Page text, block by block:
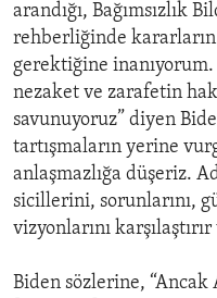
arandığı, Bağımsızlık
rehberliğinde kararların
gerektiğine inanıyorum.
nezaket ve zarafetin
savunuyoruz” diyen
tartışmaların yerine
anlaşmazlığa düşeriz.
sicillerini, sorunlarını,
vizyonlarını karşılaştırır
Biden sözlerine, “Ancak